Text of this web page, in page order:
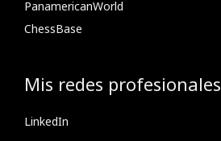
PanamericanWorld
ChessBase
Mis redes profesionales
LinkedIn